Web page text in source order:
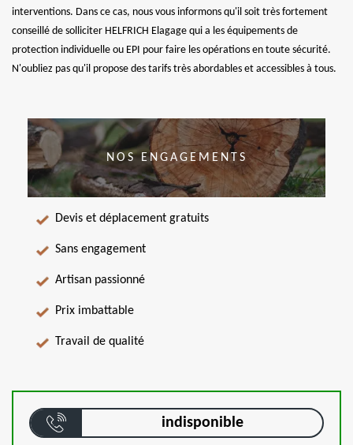
interventions. Dans ce cas, nous vous informons qu'il soit très fortement
conseillé de solliciter HELFRICH Elagage qui a les équipements de
protection individuelle ou EPI pour faire les opérations en toute sécurité.
N'oubliez pas qu'il propose des tarifs très abordables et accessibles à tous.
NOS ENGAGEMENTS
Devis et déplacement gratuits
Sans engagement
Artisan passionné
Prix imbattable
Travail de qualité
indisponible